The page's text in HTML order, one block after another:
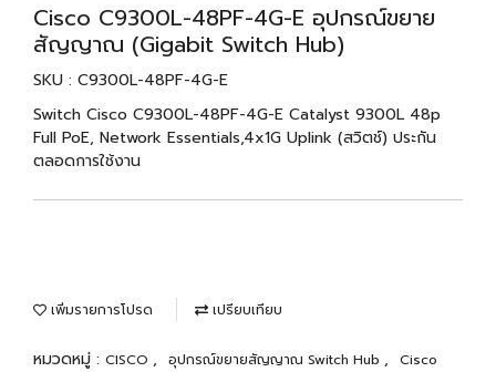
Cisco C9300L-48PF-4G-E อุปกรณ์ขยาย
สัญญาณ (Gigabit Switch Hub)
SKU : C9300L-48PF-4G-E
Switch Cisco C9300L-48PF-4G-E Catalyst 9300L 48p
Full PoE, Network Essentials,4x1G Uplink (สวิตช์) ประกัน
ตลอดการใช้งาน
เพิ่มรายการโปรด เปรียบเทียบ
หมวดหมู่ : CISCO , อุปกรณ์ขยายสัญญาณ Switch Hub ,
Cisco